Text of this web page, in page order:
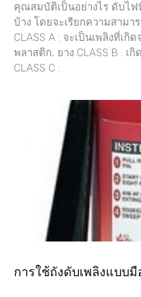
คุณสมบัติเป็นอย่างไร ดับไฟ
บ้าง โดยจะเรียกความสามา
CLASS A : จะเป็นเพลิงที่เกิ
พลาสติก, ยาง CLASS B : เ
CLASS C :
การใช้ถังดับเพลิงแบบมื